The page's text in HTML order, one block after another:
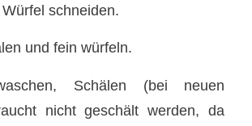
schneiden.
und fein würfeln.
Schälen (bei neuen
nicht geschält werden, da